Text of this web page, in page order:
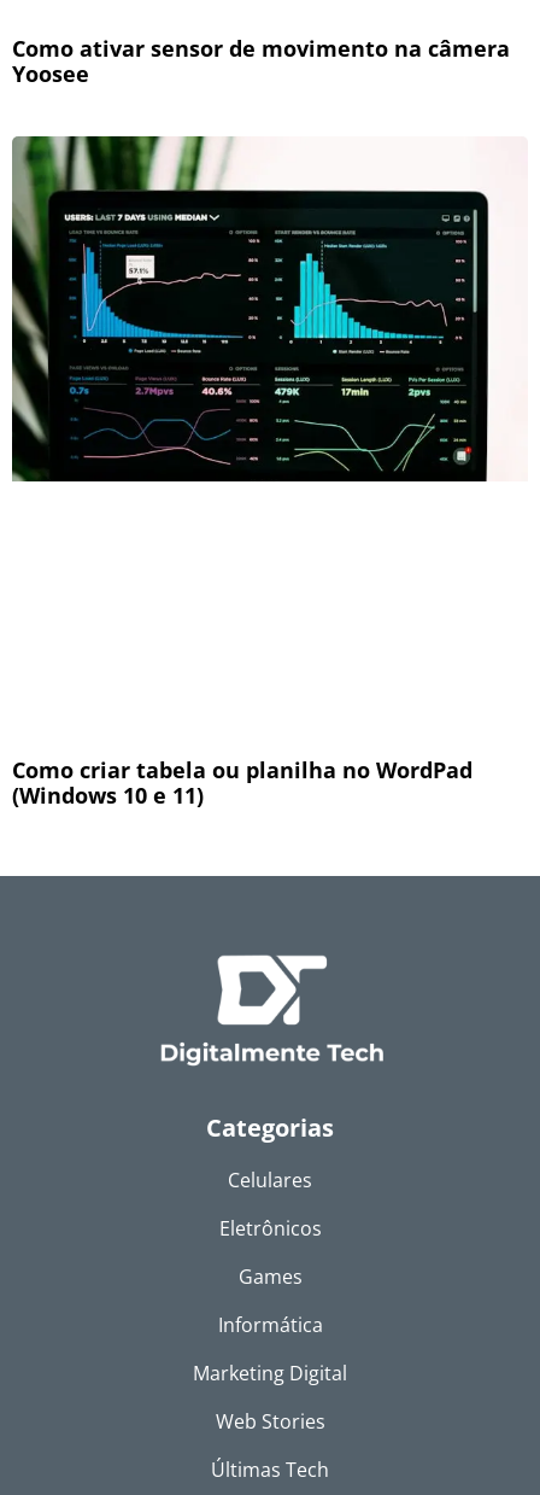
Como ativar sensor de movimento na câmera
Yoosee
Como criar tabela ou planilha no WordPad
(Windows 10 e 11)
Categorias
Celulares
Eletrônicos
Games
Informática
Marketing Digital
Web Stories
Últimas Tech